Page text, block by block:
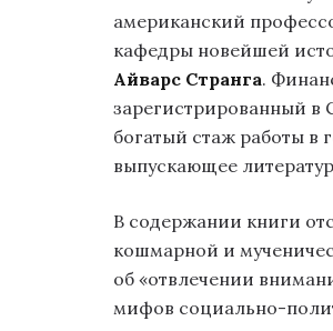
американский
кафедры новейшей
Айварс Странга.
зарегистрированный
богатый стаж работы в
выпускающее
В содержании книги
кошмарной и
об «отвлечении
мифов социально-